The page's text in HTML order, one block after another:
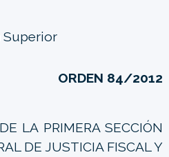
Superior
ORDEN 84/2012
LA PRIMERA SECCIÓN
DE JUSTICIA FISCAL Y